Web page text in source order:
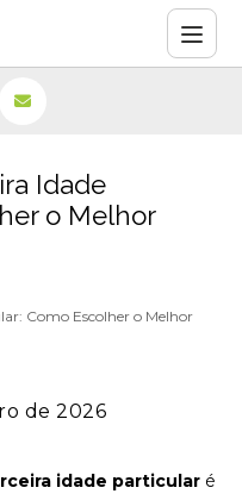
TERCEIRA IDADE
Idade
o Melhor
de 2026
idade particular é